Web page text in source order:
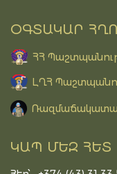
ՕԳՏԱԿԱՐ
ՀՀ
ԼՂՀ
ԿԱՊ ՄԵԶ ՀԵՏ